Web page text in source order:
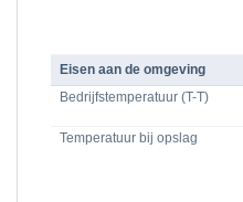
Eisen aan de omgeving
Bedrijfstemperatuur (T-T)
Temperatuur bij opslag